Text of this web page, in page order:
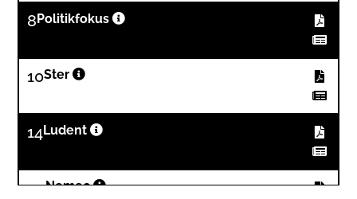
8 Politikfokus
10Ster
14Ludent
20Nemec